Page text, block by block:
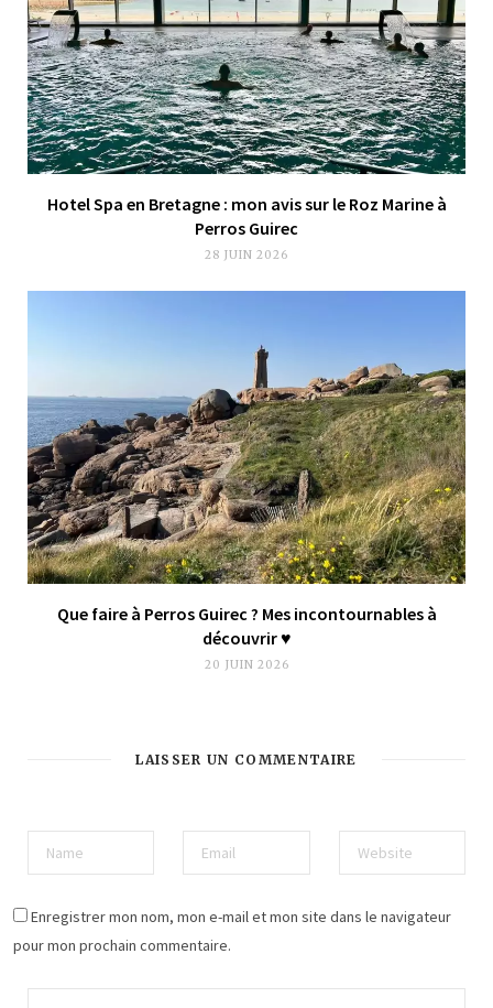
Hotel Spa en Bretagne : mon avis sur le Roz Marine à
Perros Guirec
28 JUIN 2026
Que faire à Perros Guirec ? Mes incontournables à
découvrir ♥︎
20 JUIN 2026
LAISSER UN COMMENTAIRE
Enregistrer mon nom, mon e-mail et mon site dans le navigateur
pour mon prochain commentaire.